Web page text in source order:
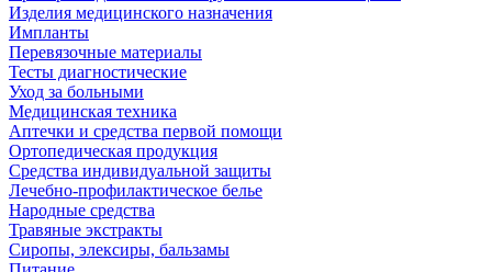
Изделия медицинского назначения
Импланты
Перевязочные материалы
Тесты диагностические
Уход за больными
Медицинская техника
Аптечки и средства первой помощи
Ортопедическая продукция
Средства индивидуальной защиты
Лечебно-профилактическое белье
Народные средства
Травяные экстракты
Сиропы, элексиры, бальзамы